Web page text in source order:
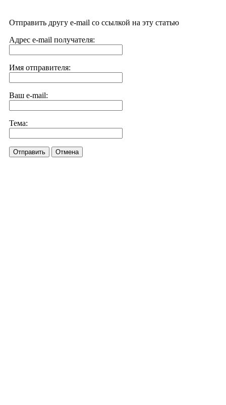
Отправить другу e-mail со ссылкой на эту статью
Адрес e-mail получателя:
Имя отправителя:
Ваш e-mail:
Тема:
Отправить Отмена